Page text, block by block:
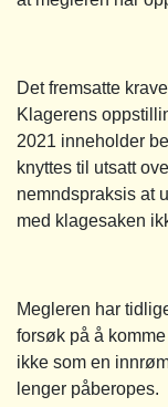
Det fremsatte
Klagerens
2021 inneholder
knyttes til utsatt
nemndspraksis at
med klagesaken
Megleren har
forsøk på å
ikke som en
lenger påberopes.